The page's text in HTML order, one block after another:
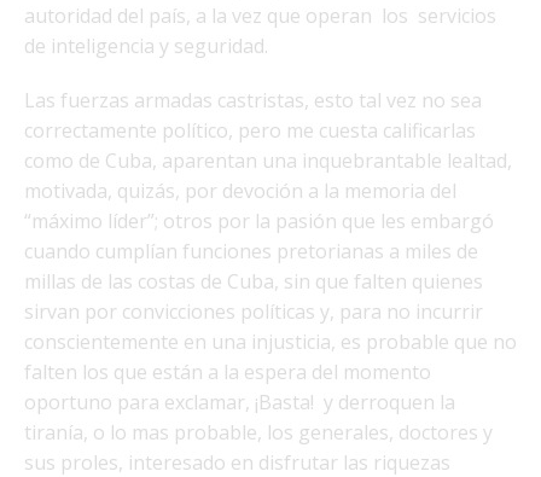
autoridad del país, a la vez que operan los servicios
de inteligencia y seguridad.
Las fuerzas armadas castristas, esto tal vez no sea
correctamente político, pero me cuesta calificarlas
como de Cuba, aparentan una inquebrantable lealtad,
motivada, quizás, por devoción a la memoria del
“máximo líder”; otros por la pasión que les embargó
cuando cumplían funciones pretorianas a miles de
millas de las costas de Cuba, sin que falten quienes
sirvan por convicciones políticas y, para no incurrir
conscientemente en una injusticia, es probable que no
falten los que están a la espera del momento
oportuno para exclamar, ¡Basta! y derroquen la
tiranía, o lo mas probable, los generales, doctores y
sus proles, interesado en disfrutar las riquezas